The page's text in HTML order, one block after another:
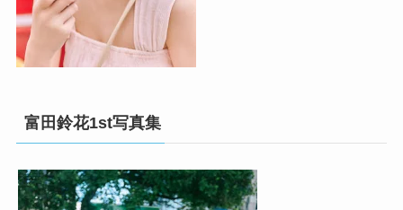
富田鈴花1st写真集